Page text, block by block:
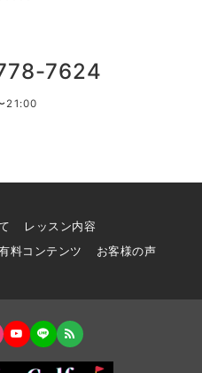
7624
21:00
レッスン内容
料コンテンツ お客様の声